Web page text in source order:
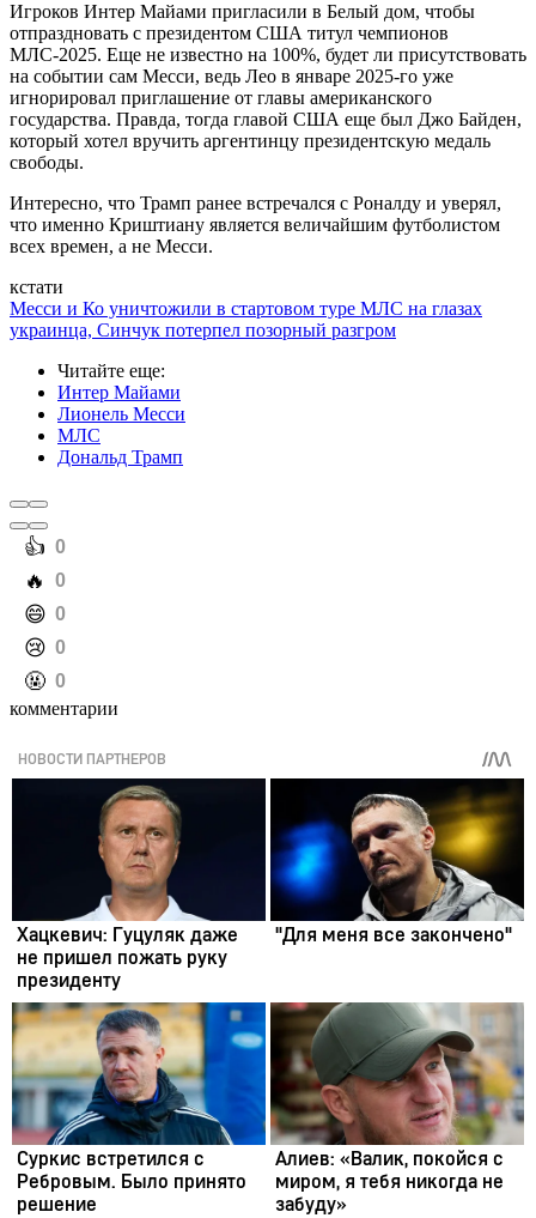
Игроков Интер Майами пригласили в Белый дом, чтобы
отпраздновать с президентом США титул чемпионов
МЛС-2025. Еще не известно на 100%, будет ли присутствовать
на событии сам Месси, ведь Лео в январе 2025-го уже
игнорировал приглашение от главы американского
государства. Правда, тогда главой США еще был Джо Байден,
который хотел вручить аргентинцу президентскую медаль
свободы.
Интересно, что Трамп ранее встречался с Роналду и уверял,
что именно Криштиану является величайшим футболистом
всех времен, а не Месси.
кстати
Месси и Ко уничтожили в стартовом туре МЛС на глазах
украинца, Синчук потерпел позорный разгром
Читайте еще:
Интер Майами
Лионель Месси
МЛС
Дональд Трамп
️👍 0
️🔥 0
️😄 0
️😢 0
️🤬 0
комментарии